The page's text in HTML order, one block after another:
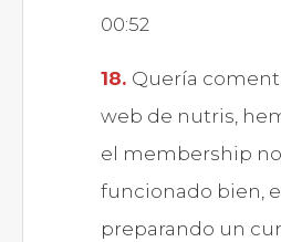
00:52
Quería
web de nutris,
el membership
funcionado bien,
preparando un